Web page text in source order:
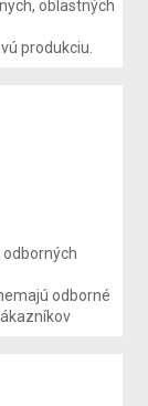
oblastných
produkciu.
odborné